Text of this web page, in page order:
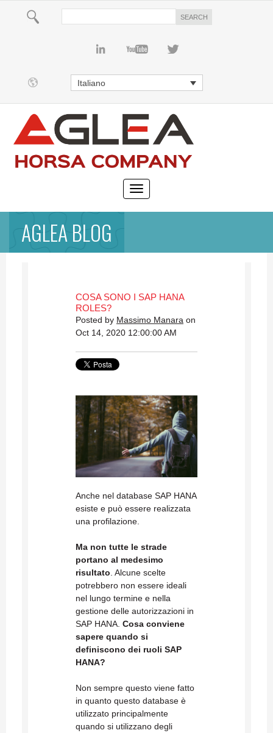
Italiano
AGLEA BLOG
COSA SONO I SAP HANA
ROLES?
Posted by Massimo Manara on
Oct 14, 2020 12:00:00 AM
Anche nel database SAP HANA
esiste e può essere realizzata
una profilazione.
Ma non tutte le strade
portano al medesimo
risultato . Alcune scelte
potrebbero non essere ideali
nel lungo termine e nella
gestione delle autorizzazioni in
SAP HANA. Cosa conviene
sapere quando si
definiscono dei ruoli SAP
HANA?
Non sempre questo viene fatto
in quanto questo database è
utilizzato principalmente
quando si utilizzano degli